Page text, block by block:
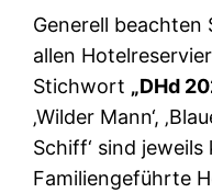
Generell beachten
allen
Stichwort „DHd
‚Wilder Mann‘,
Schiff‘ sind jeweils
Familiengeführte